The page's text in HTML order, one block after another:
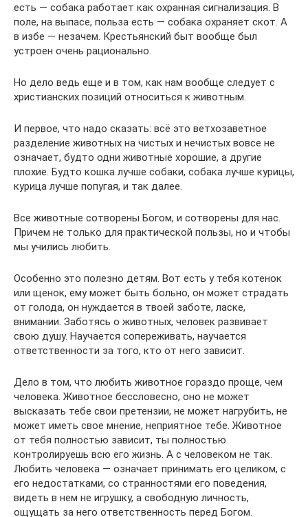
есть — собака работает как охранная сигнализация. В
поле, на выпасе, польза есть — собака охраняет скот. А
в избе — незачем. Крестьянский быт вообще был
устроен очень рационально.
Но дело ведь еще и в том, как нам вообще следует с
христианских позиций относиться к животным.
И первое, что надо сказать: всё это ветхозаветное
разделение животных на чистых и нечистых вовсе не
означает, будто одни животные хорошие, а другие
плохие. Будто кошка лучше собаки, собака лучше курицы,
курица лучше попугая, и так далее.
Все животные сотворены Богом, и сотворены для нас.
Причем не только для практической пользы, но и чтобы
мы учились любить.
Особенно это полезно детям. Вот есть у тебя котенок
или щенок, ему может быть больно, он может страдать
от голода, он нуждается в твоей заботе, ласке,
внимании. Заботясь о животных, человек развивает
свою душу. Научается сопереживать, научается
ответственности за того, кто от него зависит.
Дело в том, что любить животное гораздо проще, чем
человека. Животное бессловесно, оно не может
высказать тебе свои претензии, не может нагрубить, не
может иметь свое мнение, неприятное тебе. Животное
от тебя полностью зависит, ты полностью
контролируешь всю его жизнь. А с человеком не так.
Любить человека — означает принимать его целиком, с
его недостатками, со странностями его поведения,
видеть в нем не игрушку, а свободную личность,
ощущать за него ответственность перед Богом.